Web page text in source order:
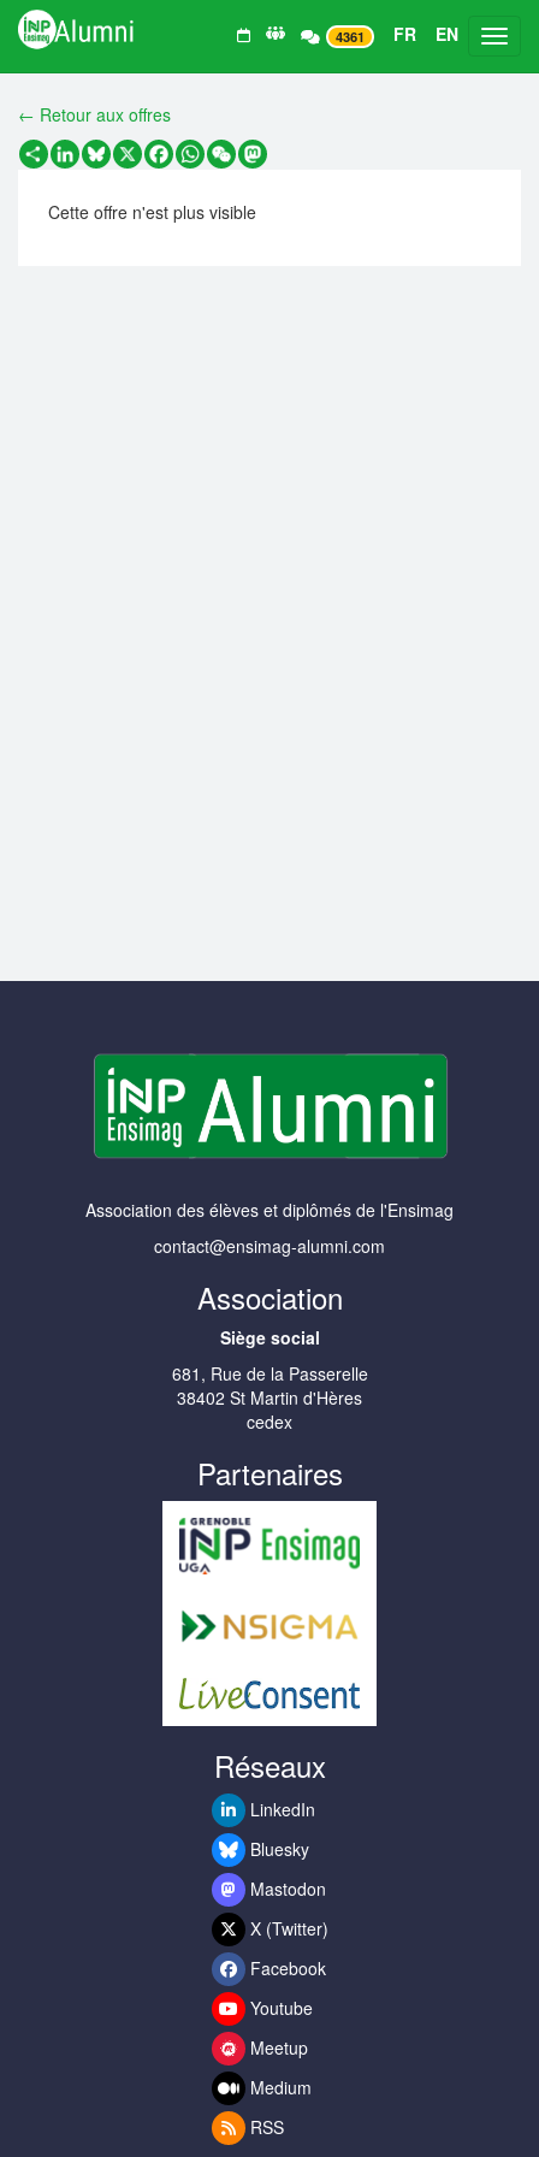
4361 FR EN
← Retour aux offres
PartagerLinkedIn
Bluesky
X Facebook
WhatsApp
WeChatMastodon
Cette offre n'est plus visible
Association des élèves et diplômés de l'Ensimag
contact@ensimag-alumni.com
Association
Siège social
681, Rue de la Passerelle
38402 St Martin d'Hères
cedex
Partenaires
Réseaux
LinkedIn
Bluesky
Mastodon
X (Twitter)
Facebook
Youtube
Meetup
Medium
RSS